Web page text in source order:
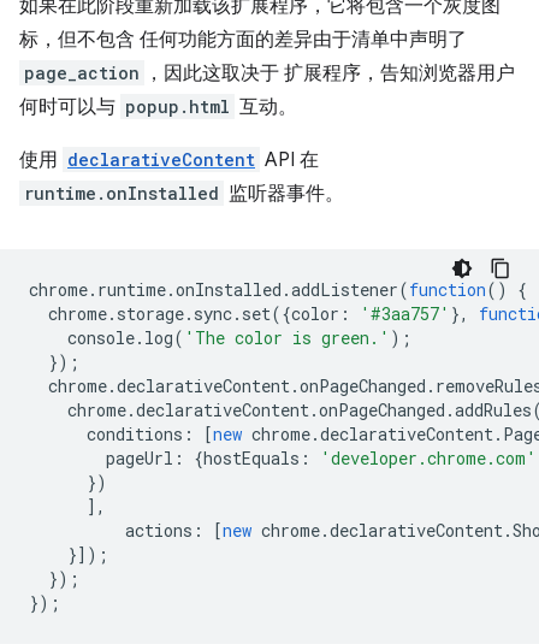
如果在此阶段重新加载该扩展程序，它将包含一个灰度图
标，但不包含 任何功能方面的差异由于清单中声明了
page_action
，因此这取决于 扩展程序，告知浏览器用户
何时可以与 popup.html 互动。
使用 declarativeContent API 在
runtime.onInstalled 监听器事件。
chrome. runtime.onInstalled .addListener(function()
{
chrome. storage. sync. set({color : '#3aa757' },
console. log( 'The color is green.' );
});
chrome.declarativeContent .onPageChanged .
chrome.declarativeContent .onPageChanged .addRules
conditions : [new chrome.declarativeContent .
pageUrl : {hostEquals : 'developer.chrome.com'
})
],
actions : [new chrome.declarativeContent .
}]);
});
});